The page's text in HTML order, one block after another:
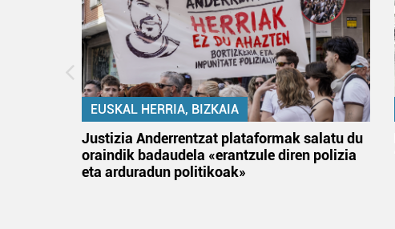
EUSKAL HERRIA, BIZKAIA
Justizia Anderrentzat plataformak salatu du
oraindik badaudela «erantzule diren polizia
eta arduradun politikoak»